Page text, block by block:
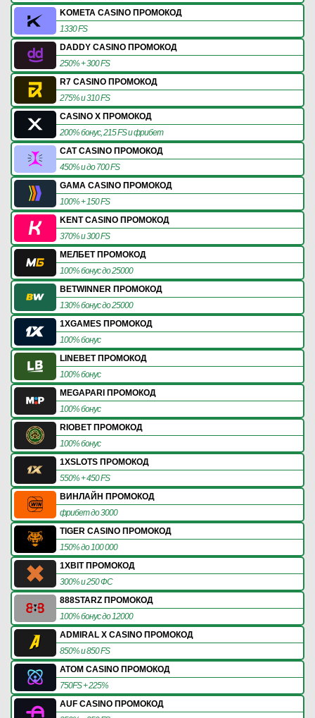
KOMETA CASINO ПРОМОКОД
1330 FS
DADDY CASINO ПРОМОКОД
250% + 300 FS
R7 CASINO ПРОМОКОД
275% и 310 FS
CASINO X ПРОМОКОД
200% бонус, 215 FS и фрибет
CAT CASINO ПРОМОКОД
450% и до 700 FS
GAMA CASINO ПРОМОКОД
100% + 150 FS
KENT CASINO ПРОМОКОД
370% и 300 FS
МЕЛБЕТ ПРОМОКОД
100% бонус до 25000
BETWINNER ПРОМОКОД
130% бонус до 25000
1XGAMES ПРОМОКОД
100% бонус
LINEBET ПРОМОКОД
100% бонус
MEGAPARI ПРОМОКОД
100% бонус
RIOBET ПРОМОКОД
100% бонус
1XSLOTS ПРОМОКОД
550% + 450 FS
ВИНЛАЙН ПРОМОКОД
фрибет до 3000
TIGER CASINO ПРОМОКОД
150% до 100 000
1XBIT ПРОМОКОД
300% и 250 ФС
888STARZ ПРОМОКОД
100% бонус до 12000
ADMIRAL X CASINO ПРОМОКОД
850% и 850 FS
ATOM CASINO ПРОМОКОД
750FS + 225%
AUF CASINO ПРОМОКОД